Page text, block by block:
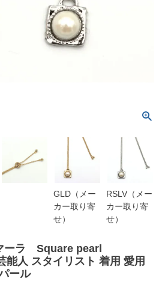
GLD（メー
カー取り寄
せ）
RSLV（メー
カー取り寄
せ）
ーラ Square pearl
人 スタイリスト 着用 愛用
ール